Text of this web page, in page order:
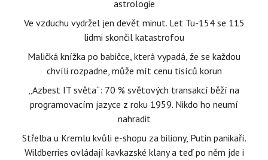
astrologie
Ve vzduchu vydržel jen devět minut. Let Tu-154 se 115
lidmi skončil katastrofou
Maličká knížka po babičce, která vypadá, že se každou
chvíli rozpadne, může mít cenu tisíců korun
„Azbest IT světa“: 70 % světových transakcí běží na
programovacím jazyce z roku 1959. Nikdo ho neumí
nahradit
Střelba u Kremlu kvůli e-shopu za biliony, Putin panikaří.
Wildberries ovládají kavkazské klany a teď po něm jde i